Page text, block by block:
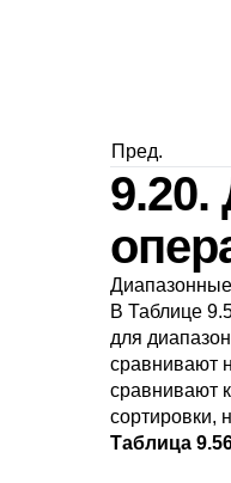
Пред.
В Таблице
для
сравнивают
сравнивают
сортировки,
Таблица